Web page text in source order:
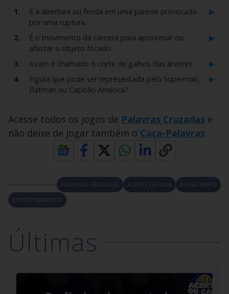
43. Número que ocupa a primeira posição. ▶
51. É o mesmo que fazer de novo ou tornar a fazer? ▶
58.
Pequena partícula dura de substâncias como areia
ou arroz.
69.
É a famosa sigla pra qualquer objeto voador não
identificado.
72.
É a sigla do maior Estado brasileiro em extensão
territorial.
▶
sensível ao frio.
86. É a mãe da mãe ou a mãe do pai?
Obra que uma pessoa escreve sobre a sua própria
Dispositivo usado na boca para detectar o
consumo de álcool.
▶
1.
É a abertura ou fenda em uma parede provocada
por uma ruptura.
▶
2.
É o movimento da câmera para aproximar ou
afastar o objeto focado.
▶
3. Assim é chamado o corte de galhos das árvores. ▶
4.
Figura que pode ser representada pelo Superman,
Batman ou Capitão América?
▶
É o mesmo que está desamparado ou sem
proteção.
9.
Substância gelatinosa que pode ser usada para
fixar os cabelos.
Instrumento de cordas tocado com os dedos e
25. Corte de carne muito consumido com molho
barbecue.
▶
33. Complete o famoso verso de Vinícius de Moraes.
40.
É um sistema de freio de carros que é
popularmente conhecido por essa sigla.
costuma falhar.
Ele é o biscoito americano assado com gotas de
▶
Acesse todos os jogos de Palavras Cruzadas e
não deixe de jogar também o Caça-Palavras
PALAVRAS CRUZADAS ACERTE OU CAIA
PASSATEMPO
ENTRETENIMENTO
Últimas